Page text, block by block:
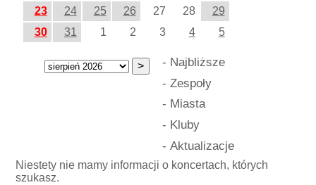
23
24 25 26 27 28
29
30
31 1 2 3 4 5
- Najbliższe
- Zespoły
- Miasta
- Kluby
- Aktualizacje
Niestety nie mamy informacji o koncertach, których
szukasz.